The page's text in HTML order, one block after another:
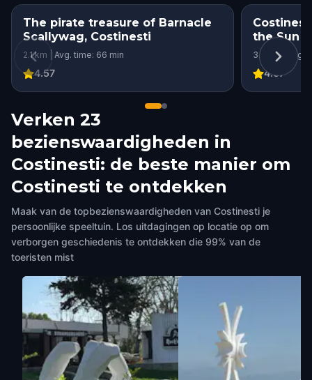
The pirate treasure of Barnacle
Scallywag, Costinesti
2.1 km | Avg. time: 66 min
4.57
the Sun
3.7 km | Avg.
4.67
Verken 23
bezienswaardigheden in
Costinesti: de beste manier om
Costinesti te ontdekken
Maak van de topbezienswaardigheden van Costinesti je
persoonlijke speeltuin. Los uitdagingen op locatie op om
verborgen geschiedenis te ontdekken die 99% van de
toeristen mist